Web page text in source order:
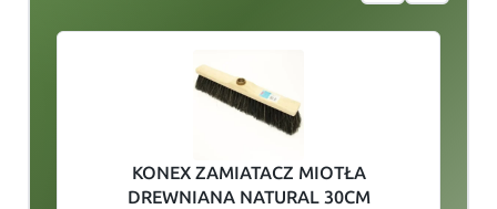
slide
KONEX ZAMIATACZ MIOTŁA
DREWNIANA NATURAL 30CM